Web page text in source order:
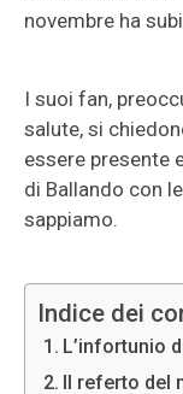
novembre ha
I suoi fan,
salute, si
essere presente
di Ballando con
sappiamo.
Indice dei
L’infortunio
Il referto del